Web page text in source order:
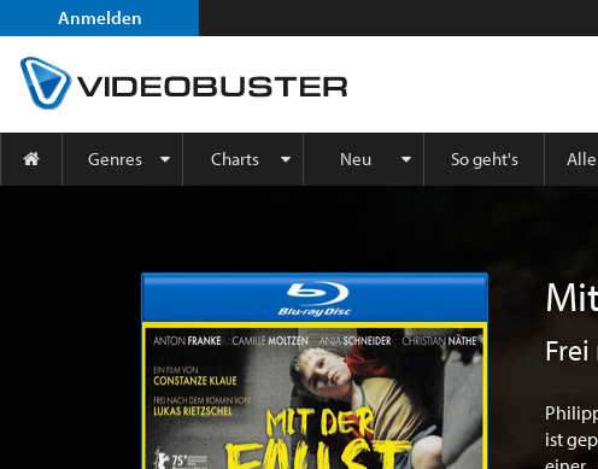
Anmelden
Genres Charts Neu So geht's
ist